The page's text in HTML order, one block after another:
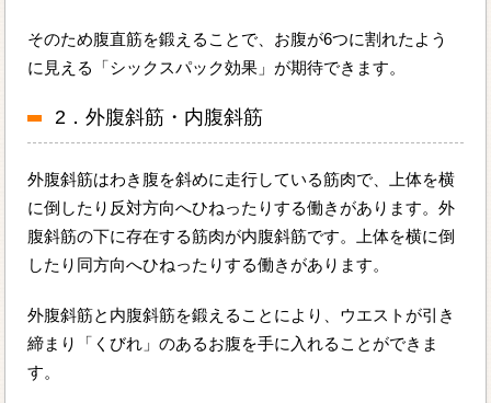
そのため腹直筋を鍛えることで、お腹が6つに割れたよう
に見える「シックスパック効果」が期待できます。
2．外腹斜筋・内腹斜筋
外腹斜筋はわき腹を斜めに走行している筋肉で、上体を横
に倒したり反対方向へひねったりする働きがあります。外
腹斜筋の下に存在する筋肉が内腹斜筋です。上体を横に倒
したり同方向へひねったりする働きがあります。
外腹斜筋と内腹斜筋を鍛えることにより、ウエストが引き
締まり「くびれ」のあるお腹を手に入れることができま
す。